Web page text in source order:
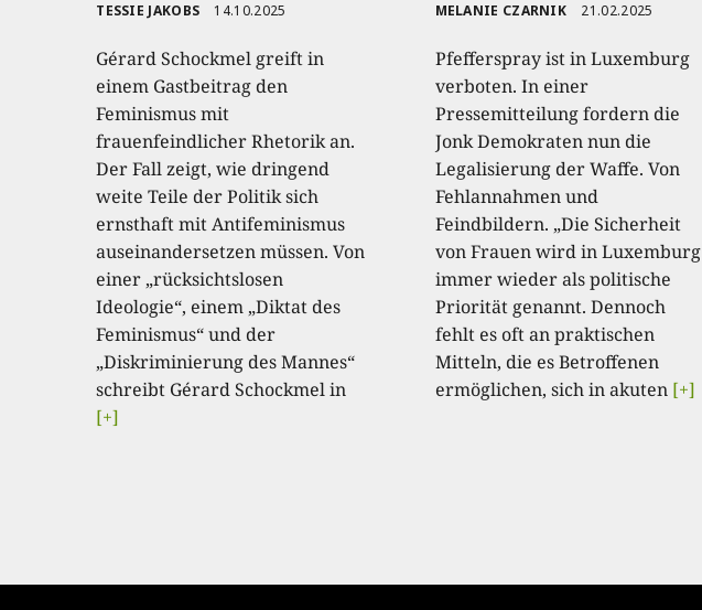
TESSIE JAKOBS 14.10.2025
Gérard Schockmel greift in
einem Gastbeitrag den
Feminismus mit
frauenfeindlicher Rhetorik an.
Der Fall zeigt, wie dringend
weite Teile der Politik sich
ernsthaft mit Antifeminismus
auseinandersetzen müssen. Von
einer „rücksichtslosen
Ideologie“, einem „Diktat des
Feminismus“ und der
„Diskriminierung des Mannes“
schreibt Gérard Schockmel in
[+]
MELANIE CZARNIK 21.02.2025
Pfefferspray ist in Luxemburg
verboten. In einer
Pressemitteilung fordern die
Jonk Demokraten nun die
Legalisierung der Waffe. Von
Fehlannahmen und
Feindbildern. „Die Sicherheit
von Frauen wird in Luxemburg
immer wieder als politische
Priorität genannt. Dennoch
fehlt es oft an praktischen
Mitteln, die es Betroffenen
ermöglichen, sich in akuten [+]